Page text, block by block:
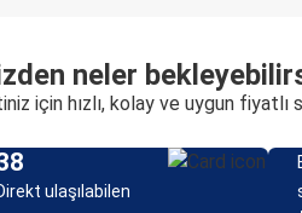
neler
için hızlı, kolay ve uygun fiyatlı
ulaşılabilen